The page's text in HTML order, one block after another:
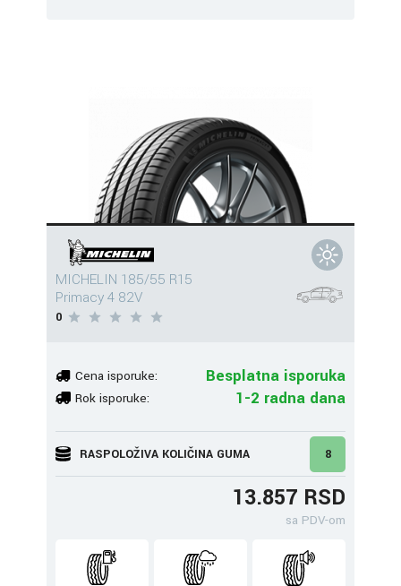
MICHELIN 185/55 R15
Primacy 4 82V
0
Cena isporuke: Besplatna isporuka
Rok isporuke: 1-2 radna dana
RASPOLOŽIVA KOLIČINA GUMA 8
13.857 RSD
sa PDV-om